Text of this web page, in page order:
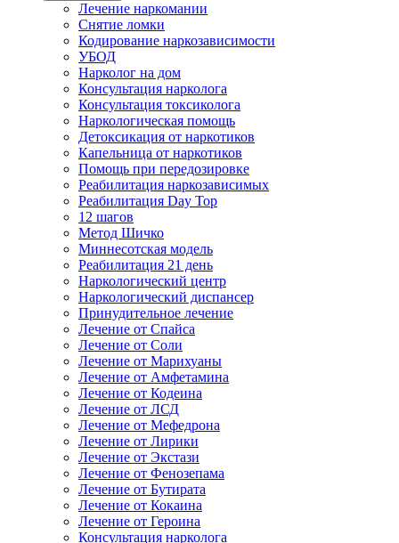
Лечение наркомании
Снятие ломки
Кодирование наркозависимости
УБОД
Нарколог на дом
Консультация нарколога
Консультация токсиколога
Наркологическая помощь
Детоксикация от наркотиков
Капельница от наркотиков
Помощь при передозировке
Реабилитация наркозависимых
Реабилитация Day Top
12 шагов
Метод Шичко
Миннесотская модель
Реабилитация 21 день
Наркологический центр
Наркологический диспансер
Принудительное лечение
Лечение от Спайса
Лечение от Соли
Лечение от Марихуаны
Лечение от Амфетамина
Лечение от Кодеина
Лечение от ЛСД
Лечение от Мефедрона
Лечение от Лирики
Лечение от Экстази
Лечение от Фенозепама
Лечение от Бутирата
Лечение от Кокаина
Лечение от Героина
Консультация нарколога